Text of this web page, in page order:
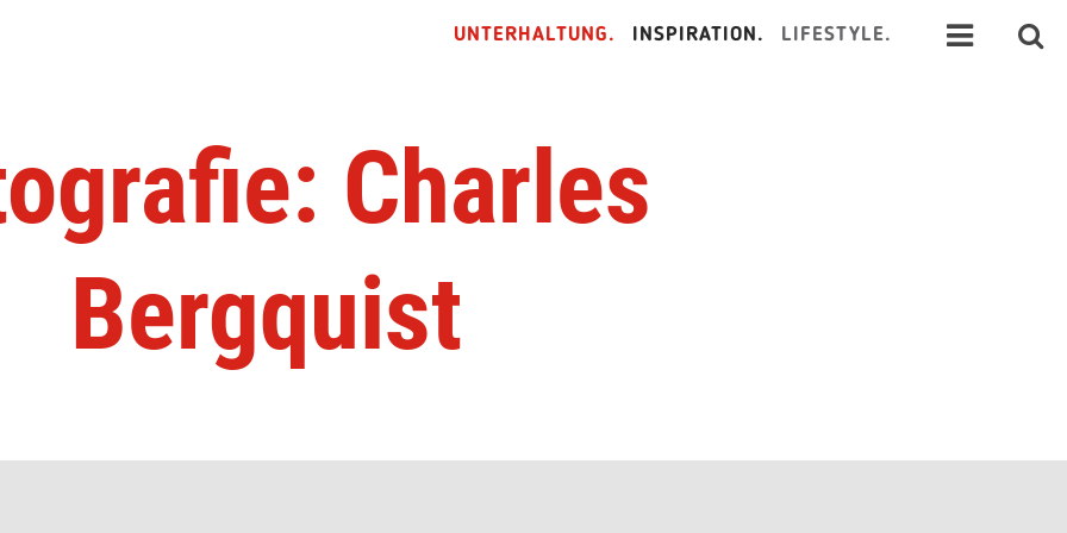
UNTERHALTUNG. INSPIRATION. LIFESTYLE.
Charles
Bergquist